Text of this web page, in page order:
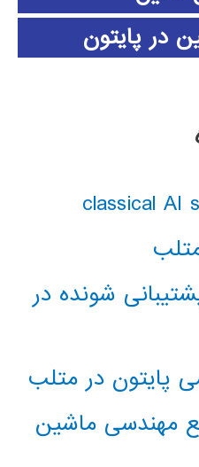
در پایتون
شونده در
پایتون در متلب
مهندسی ماشین